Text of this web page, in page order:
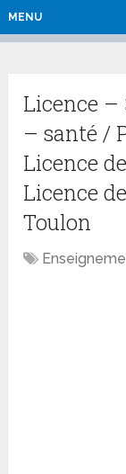
MENU
Licence –
– santé /
Licence
Licence
Toulon